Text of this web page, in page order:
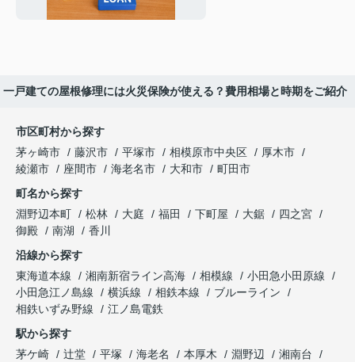
一戸建ての屋根修理には火災保険が使える？費用相場と時期をご紹介
市区町村から探す
茅ヶ崎市
藤沢市 平塚市 相模原市中央区
厚木市
綾瀬市
座間市 海老名市 大和市
町田市
町名から探す
淵野辺本町
松林 大庭 福田 下町屋 大鋸
四之宮
御殿
南湖
香川
沿線から探す
東海道本線
湘南新宿ライン高海 相模線
小田急小田原線
小田急江ノ島線
横浜線 相鉄本線
ブルーライン
相鉄いずみ野線
江ノ島電鉄
駅から探す
茅ケ崎
辻堂 平塚 海老名 本厚木 淵野辺
湘南台